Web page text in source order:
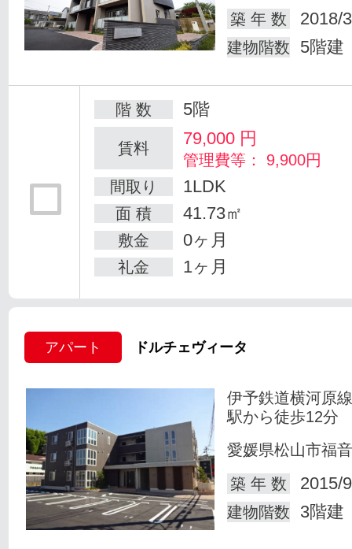
築 年 数
2018/
建物階数 5階建
階 数 5階
賃料 79,000 円
管理費等： 9,900円
間取り
1LDK
面 積 41.73㎡
敷金 0ヶ月
礼金 1ヶ月
アパート ドルチェヴィータ
伊予鉄道横河原
駅から徒歩12分
愛媛県松山市福
築 年 数
2015/
建物階数 3階建